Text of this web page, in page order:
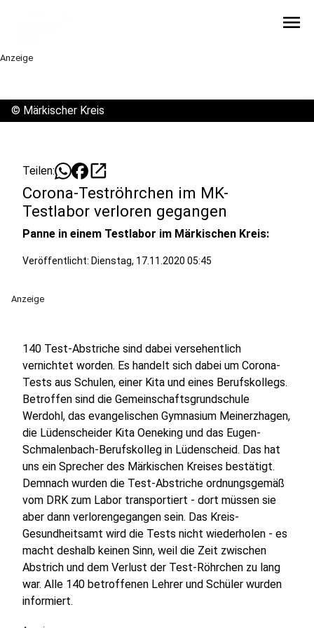
menu
Anzeige
© Märkischer Kreis
Teilen: open_in_new
Corona-Teströhrchen im MK-
Testlabor verloren gegangen
Panne in einem Testlabor im Märkischen Kreis:
Veröffentlicht: Dienstag, 17.11.2020 05:45
Anzeige
140 Test-Abstriche sind dabei versehentlich
vernichtet worden. Es handelt sich dabei um Corona-
Tests aus Schulen, einer Kita und eines Berufskollegs.
Betroffen sind die Gemeinschaftsgrundschule
Werdohl, das evangelischen Gymnasium Meinerzhagen,
die Lüdenscheider Kita Oeneking und das Eugen-
Schmalenbach-Berufskolleg in Lüdenscheid. Das hat
uns ein Sprecher des Märkischen Kreises bestätigt.
Demnach wurden die Test-Abstriche ordnungsgemäß
vom DRK zum Labor transportiert - dort müssen sie
aber dann verlorengegangen sein. Das Kreis-
Gesundheitsamt wird die Tests nicht wiederholen - es
macht deshalb keinen Sinn, weil die Zeit zwischen
Abstrich und dem Verlust der Test-Röhrchen zu lang
war. Alle 140 betroffenen Lehrer und Schüler wurden
informiert.